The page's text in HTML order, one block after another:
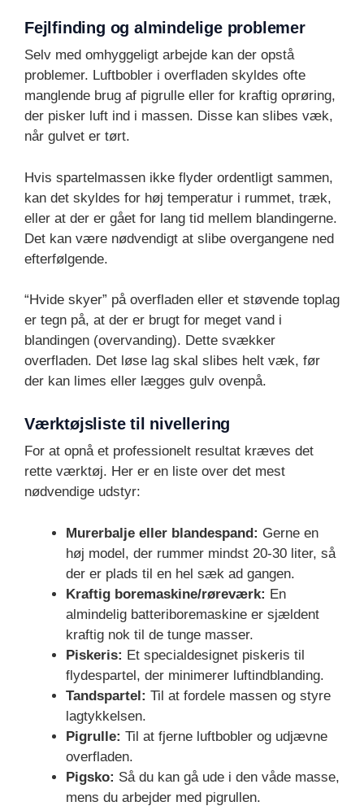
Fejlfinding og almindelige problemer
Selv med omhyggeligt arbejde kan der opstå
problemer. Luftbobler i overfladen skyldes ofte
manglende brug af pigrulle eller for kraftig oprøring,
der pisker luft ind i massen. Disse kan slibes væk,
når gulvet er tørt.
Hvis spartelmassen ikke flyder ordentligt sammen,
kan det skyldes for høj temperatur i rummet, træk,
eller at der er gået for lang tid mellem blandingerne.
Det kan være nødvendigt at slibe overgangene ned
efterfølgende.
“Hvide skyer” på overfladen eller et støvende toplag
er tegn på, at der er brugt for meget vand i
blandingen (overvanding). Dette svækker
overfladen. Det løse lag skal slibes helt væk, før
der kan limes eller lægges gulv ovenpå.
Værktøjsliste til nivellering
For at opnå et professionelt resultat kræves det
rette værktøj. Her er en liste over det mest
nødvendige udstyr:
Murerbalje eller blandespand: Gerne en
høj model, der rummer mindst 20-30 liter, så
der er plads til en hel sæk ad gangen.
Kraftig boremaskine/røreværk: En
almindelig batteriboremaskine er sjældent
kraftig nok til de tunge masser.
Piskeris: Et specialdesignet piskeris til
flydespartel, der minimerer luftindblanding.
Tandspartel: Til at fordele massen og styre
lagtykkelsen.
Pigrulle: Til at fjerne luftbobler og udjævne
overfladen.
Pigsko: Så du kan gå ude i den våde masse,
mens du arbejder med pigrullen.